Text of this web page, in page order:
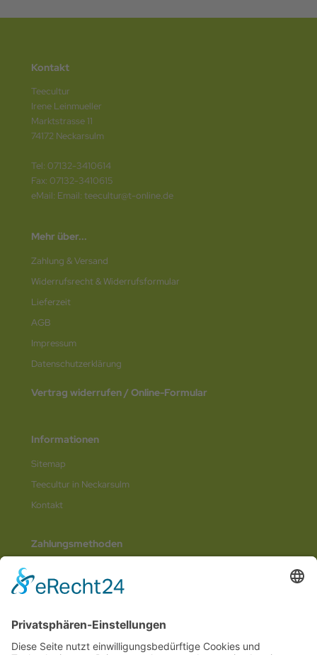
Kontakt
Teecultur
Irene Leinmueller
Marktstrasse 11
74172 Neckarsulm
Tel: 07132-3410614
Fax: 07132-3410615
eMail: Email: teecultur@t-online.de
Mehr über...
Zahlung & Versand
Widerrufsrecht & Widerrufsformular
Lieferzeit
AGB
Impressum
Datenschutz­erklärung
Vertrag widerrufen / Online-Formular
Informationen
Sitemap
Teecultur in Neckarsulm
Kontakt
Zahlungsmethoden
Social Media